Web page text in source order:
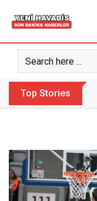
Top Stories